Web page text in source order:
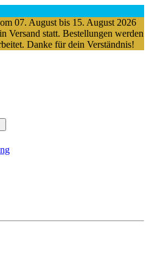
07. August bis 15. August 2026
Versand statt. Bestellungen werden
Danke für dein Verständnis!